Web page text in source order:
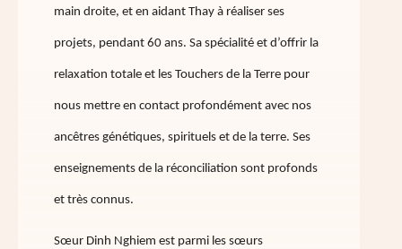
main droite, et en aidant Thay à réaliser ses
projets, pendant 60 ans. Sa spécialité et d’offrir la
relaxation totale et les Touchers de la Terre pour
nous mettre en contact profondément avec nos
ancêtres génétiques, spirituels et de la terre. Ses
enseignements de la réconciliation sont profonds
et très connus.
Sœur Dinh Nghiem est parmi les sœurs